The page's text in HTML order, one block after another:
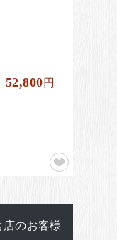
52,800円
のお客様